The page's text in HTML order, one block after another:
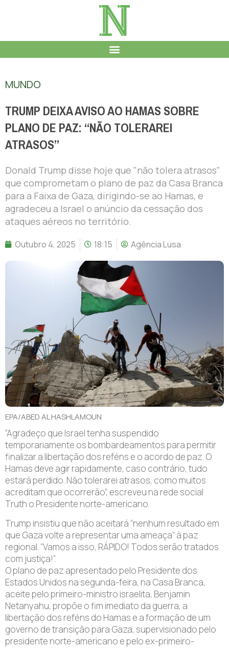
MUNDO
TRUMP DEIXA AVISO AO HAMAS SOBRE
PLANO DE PAZ: “NÃO TOLERAREI
ATRASOS”
Donald Trump disse hoje que "não tolera atrasos"
que comprometam o plano de paz da Casa Branca
para a Faixa de Gaza, dirigindo-se ao Hamas, e
agradeceu a Israel o anúncio da cessação dos
ataques aéreos no território.
Outubro 4, 2025 18:15 Agência Lusa
EPA/ABED AL HASHLAMOUN
“Agradeço que Israel tenha suspendido
temporariamente os bombardeamentos para permitir
finalizar a libertação dos reféns e o acordo de paz. O
Hamas deve agir rapidamente, caso contrário, tudo
estará perdido. Não tolerarei atrasos, como muitos
acreditam que ocorrerão”, escreveu na rede social
Truth o Presidente norte-americano.
Trump insistiu que não aceitará “nenhum resultado em
que Gaza volte a representar uma ameaça” à paz
regional. “Vamos a isso, RÁPIDO! Todos serão tratados
com justiça!”.
O plano de paz apresentado pelo Presidente dos
Estados Unidos na segunda-feira, na Casa Branca,
aceite pelo primeiro-ministro israelita, Benjamin
Netanyahu, propõe o fim imediato da guerra, a
libertação dos reféns do Hamas e a formação de um
governo de transição para Gaza, supervisionado pelo
presidente norte-americano e pelo ex-primeiro-